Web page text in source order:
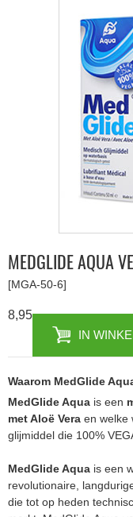
MEDGLIDE AQUA
[MGA-50-6]
8,95
IN
Waarom MedGlide
MedGlide Aqua is een
met Aloë Vera en welke
glijmiddel die 100%
MedGlide Aqua is een
revolutionaire,
die tot op heden